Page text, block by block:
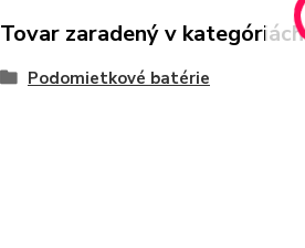
Tovar zaradený v kategóriách
Podomietkové batérie